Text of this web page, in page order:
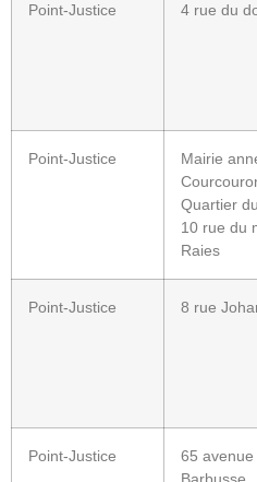
Point-Justice 4 rue du
Point-Justice
Mairie
Quartier
10 rue du
Raies
Point-Justice 8 rue
Point-Justice
65 avenue